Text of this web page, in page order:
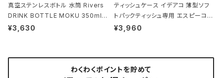
真空ステンレスボトル 水筒 Rivers
DRINK BOTTLE MOKU 350ml
リバーズ ドリンクボトル モク トープ
¥3,630
ティッシュケース イデアコ 薄型ソフ
トパックティッシュ専用 エスピーコン
パクト ideaco Tissue Case SP
¥3,960
わくわくポイントを貯めて